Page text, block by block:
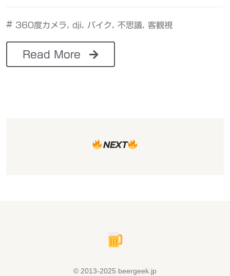
# 360度カメラ dji バイク 不思議 客観視
Read More
NEXT
© 2013-2025 beergeek.jp